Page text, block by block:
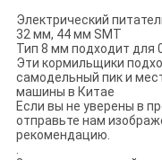
Электрический
32 мм, 44 мм SMT
Тип 8 мм подходит для
Эти кормильщики
самодельный пик и
машины в Китае
Если вы не уверены в
отправьте нам
рекомендацию.
.